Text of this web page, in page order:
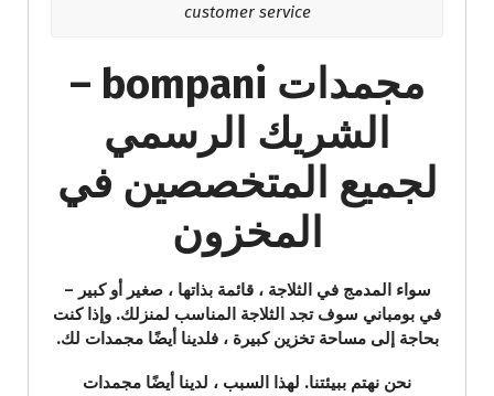
customer service
مجمدات bompani –
الشريك الرسمي
لجميع المتخصصين في
المخزون
سواء المدمج في الثلاجة ، قائمة بذاتها ، صغير أو كبير –
في بومباني سوف تجد الثلاجة المناسب لمنزلك. وإذا كنت
بحاجة إلى مساحة تخزين كبيرة ، فلدينا أيضًا مجمدات لك.
نحن نهتم ببيئتنا. لهذا السبب ، لدينا أيضًا مجمدات